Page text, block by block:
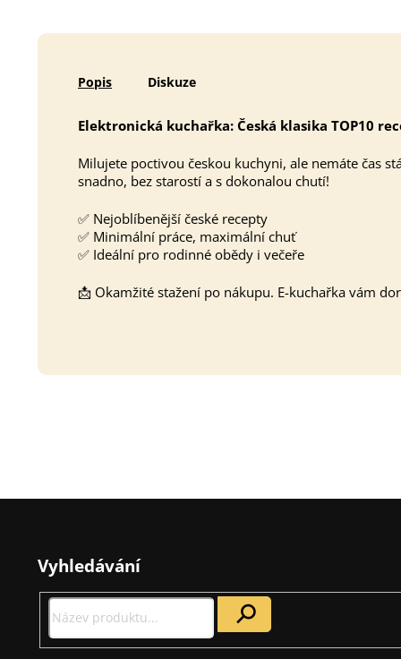
Popis Diskuze
Elektronická kuchařka: Česká klasika TOP10
Milujete poctivou českou kuchyni, ale nemáte čas
snadno, bez starostí a s dokonalou chutí!
✅ Nejoblíbenější české recepty
✅ Minimální práce, maximální chuť
✅ Ideální pro rodinné obědy i večeře
📩 Okamžité stažení po nákupu. E-kuchařka vám
Vyhledávání